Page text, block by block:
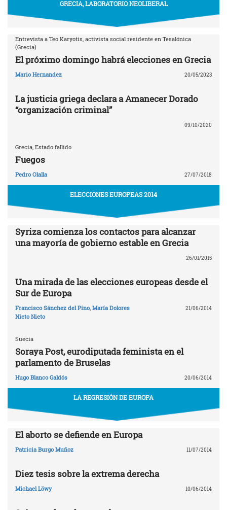
GRECIA, LABORATORIO NEOLIBERAL
Entrevista a Teo Karyotis, activista social residente en Tesalónica
(Grecia)
El próximo domingo habrá elecciones en Grecia
Mario Hernandez 20/05/2023
La justicia griega declara a Amanecer Dorado
“organización criminal”
09/10/2020
Grecia, Estado fallido
Fuegos
Pedro Olalla 27/07/2018
ELECCIONES EUROPEAS 2014
Syriza comienza los contactos para alcanzar
una mayoría de gobierno estable en Grecia
26/01/2015
Una mirada de las elecciones europeas desde el
Sur de Europa
Francisco Sánchez del Pino, María Dolores
Nieto Nieto
21/06/2014
Suecia
Soraya Post, eurodiputada feminista en el
parlamento de Bruselas
Hugo Blanco Galdós 20/06/2014
LA REGRESIÓN DE EUROPA
El aborto se defiende en Europa
Patricia Burgo Muñoz 11/07/2014
Diez tesis sobre la extrema derecha
Michael Löwy 10/06/2014